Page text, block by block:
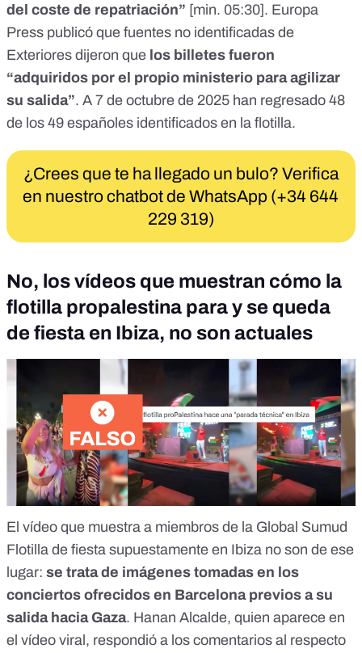
del coste de repatriación” [min. 05:30]. Europa
Press publicó que fuentes no identificadas de
Exteriores dijeron que los billetes fueron
“adquiridos por el propio ministerio para agilizar
su salida”. A 7 de octubre de 2025 han regresado 48
de los 49 españoles identificados en la flotilla.
¿Crees que te ha llegado un bulo? Verifica
en nuestro chatbot de WhatsApp (+34 644
229 319)
No, los vídeos que muestran cómo la
flotilla propalestina para y se queda
de fiesta en Ibiza, no son actuales
El vídeo que muestra a miembros de la Global Sumud
Flotilla de fiesta supuestamente en Ibiza no son de ese
lugar: se trata de imágenes tomadas en los
conciertos ofrecidos en Barcelona previos a su
salida hacia Gaza. Hanan Alcalde, quien aparece en
el vídeo viral, respondió a los comentarios al respecto